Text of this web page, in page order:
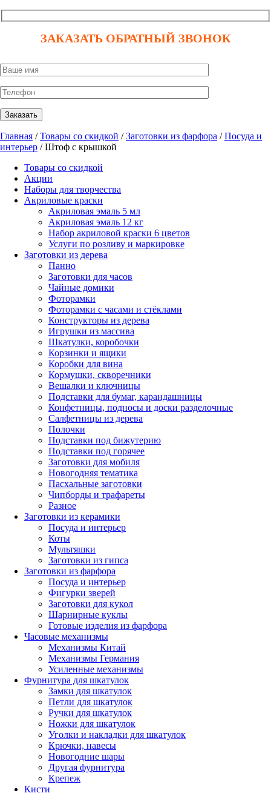
ЗАКАЗАТЬ ОБРАТНЫЙ ЗВОНОК
Главная /Товары со скидкой /Заготовки из фарфора /Посуда и
интерьер / Штоф с крышкой
Товары со скидкой
Акции
Наборы для творчества
Акриловые краски
Акриловая эмаль 5 мл
Акриловая эмаль 12 кг
Набор акриловой краски 6 цветов
Услуги по розливу и маркировке
Заготовки из дерева
Панно
Заготовки для часов
Чайные домики
Фоторамки
Фоторамки с часами и стёклами
Конструкторы из дерева
Игрушки из массива
Шкатулки, коробочки
Корзинки и ящики
Коробки для вина
Кормушки, скворечники
Вешалки и ключницы
Подставки для бумаг, карандашницы
Конфетницы, подносы и доски разделочные
Салфетницы из дерева
Полочки
Подставки под бижутерию
Подставки под горячее
Заготовки для мобиля
Новогодняя тематика
Пасхальные заготовки
Чипборды и трафареты
Разное
Заготовки из керамики
Посуда и интерьер
Коты
Мультяшки
Заготовки из гипса
Заготовки из фарфора
Посуда и интерьер
Фигурки зверей
Заготовки для кукол
Шарнирные куклы
Готовые изделия из фарфора
Часовые механизмы
Механизмы Китай
Механизмы Германия
Усиленные механизмы
Фурнитура для шкатулок
Замки для шкатулок
Петли для шкатулок
Ручки для шкатулок
Ножки для шкатулок
Уголки и накладки для шкатулок
Крючки, навесы
Новогодние шары
Другая фурнитура
Крепеж
Кисти